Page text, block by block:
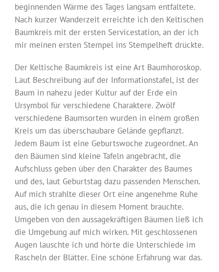
beginnenden Wärme des Tages langsam entfaltete.
Nach kurzer Wanderzeit erreichte ich den Keltischen
Baumkreis mit der ersten Servicestation, an der ich
mir meinen ersten Stempel ins Stempelheft drückte.
Der Keltische Baumkreis ist eine Art Baumhoroskop.
Laut Beschreibung auf der Informationstafel, ist der
Baum in nahezu jeder Kultur auf der Erde ein
Ursymbol für verschiedene Charaktere. Zwölf
verschiedene Baumsorten wurden in einem großen
Kreis um das überschaubare Gelände gepflanzt.
Jedem Baum ist eine Geburtswoche zugeordnet. An
den Bäumen sind kleine Tafeln angebracht, die
Aufschluss geben über den Charakter des Baumes
und des, laut Geburtstag dazu passenden Menschen.
Auf mich strahlte dieser Ort eine angenehme Ruhe
aus, die ich genau in diesem Moment brauchte.
Umgeben von den aussagekräftigen Bäumen ließ ich
die Umgebung auf mich wirken. Mit geschlossenen
Augen lauschte ich und hörte die Unterschiede im
Rascheln der Blätter. Eine schöne Erfahrung war das.